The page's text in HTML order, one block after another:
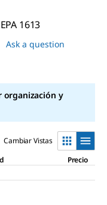
1613
Ask a question
organización y
Cambiar Vistas
Precio